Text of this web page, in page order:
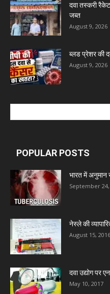
Marxx Pharma
Nitin Lifesciences Ltd.
Wamika
Admac Group
Deep Shree
Zumentes Healthcare
Digital Vision
दवा तस्करी
जब्त
August 9, 2026
ब्लड प्रेशर की
August 9, 2026
POPULAR POSTS
भारत में अनुमान
September 24,
नेस्ले की
August 15, 2016
दवा उद्योग पर
May 10, 2017